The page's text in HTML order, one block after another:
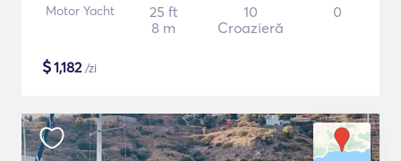
Motor Yacht
25 ft
8 m
10
Croazieră
0
$1,182/zi